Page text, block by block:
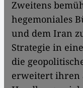
Zweitens
hegemoniales
und dem Iran
Strategie in
die
erweitert ihren